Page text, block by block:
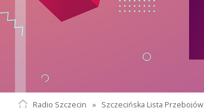
Radio Szczecin » Szczecińska Lista Przebojów